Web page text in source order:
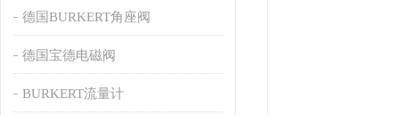
德国BURKERT角座阀
德国宝德电磁阀
BURKERT流量计